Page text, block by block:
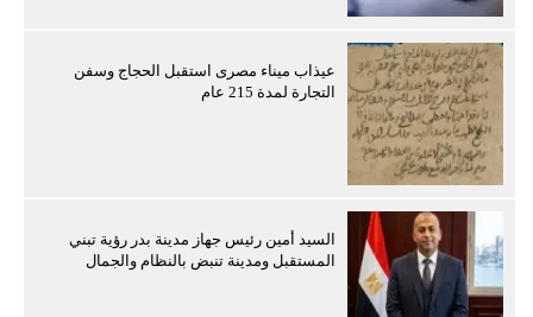
عيذاب ميناء مصرى استقبل الحجاج وسفن
التجارة لمدة 215 عام
السيد أمين رئيس جهاز مدينة بدر رؤية تبني
المستقبل ومدينة تنبض بالنظام والجمال